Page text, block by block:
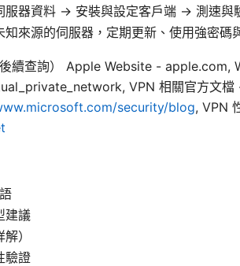
服器資料 → 安裝與設定客戶端 → 測速與
來源的伺服器，定期更新、使用強密碼
續查詢） Apple Website - apple.com,
VPN 相關官方文
security/blog, VPN
建議
）
驗證